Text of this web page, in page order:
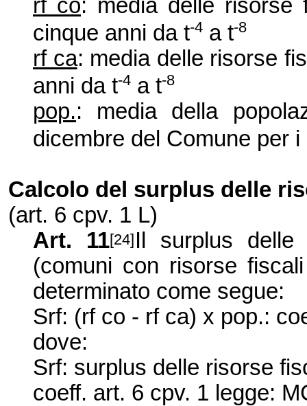
rf co: media delle risorse
cinque anni da t-4 a t-8
rf ca: media delle risorse
anni da t-4 a t-8
pop.: media della
dicembre del Comune per
Calcolo del surplus delle
(art. 6 cpv. 1 L)
Art. 11[24] Il surplus delle
(comuni con risorse
determinato come segue:
Srf: (rf co - rf ca) x pop.:
dove:
Srf: surplus delle risorse
coeff. art. 6 cpv. 1 legge: